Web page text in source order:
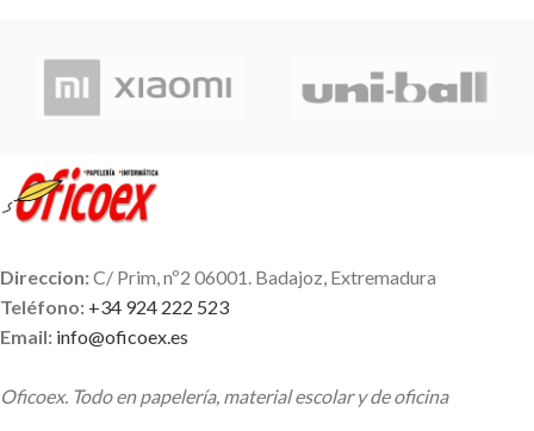
Direccion:C/ Prim, nº2 06001. Badajoz, Extremadura
Teléfono: +34 924 222 523
Email: info@oficoex.es
Oficoex. Todo en papelería, material escolar y de oficina